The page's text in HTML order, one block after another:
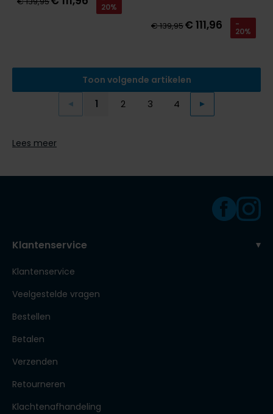
20%
€ 139,95€ 111,96 -
20%
Toon volgende artikelen
Vorige
1 2 3
Page
4 Volgende
Lees meer
Klantenservice
Klantenservice
Veelgestelde vragen
Bestellen
Betalen
Verzenden
Retourneren
Klachtenafhandeling